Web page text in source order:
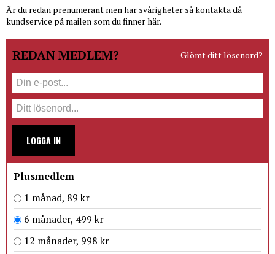
Är du redan prenumerant men har svårigheter så kontakta då
kundservice på mailen som du finner här.
REDAN MEDLEM? Glömt ditt lösenord?
LOGGA IN
Plusmedlem
1 månad, 89 kr
6 månader, 499 kr
12 månader, 998 kr